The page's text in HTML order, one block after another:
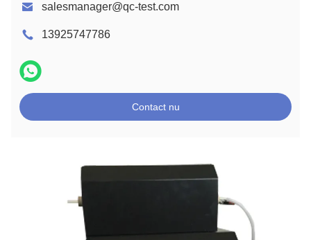
salesmanager@qc-test.com
13925747786
Contact nu